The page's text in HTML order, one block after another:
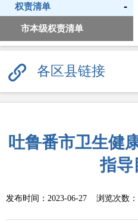
权责清单 -
市本级权责清单
各区县链接
吐鲁番市卫生健
指导
发布时间： 2023-06-27 浏览次数：